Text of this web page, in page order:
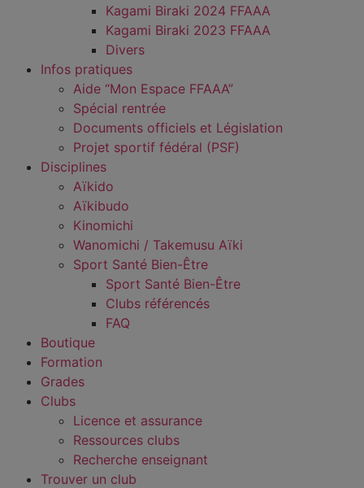
Kagami Biraki 2024 FFAAA
Kagami Biraki 2023 FFAAA
Divers
Infos pratiques
Aide “Mon Espace FFAAA”
Spécial rentrée
Documents officiels et Législation
Projet sportif fédéral (PSF)
Disciplines
Aïkido
Aïkibudo
Kinomichi
Wanomichi / Takemusu Aïki
Sport Santé Bien-Être
Sport Santé Bien-Être
Clubs référencés
FAQ
Boutique
Formation
Grades
Clubs
Licence et assurance
Ressources clubs
Recherche enseignant
Trouver un club